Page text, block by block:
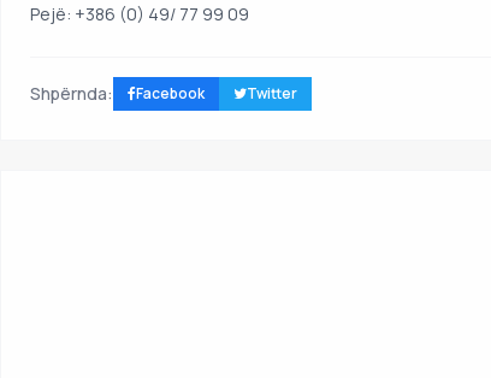
Pejë: +386 (0) 49/ 77 99 09
Shpërnda: Facebook Twitter